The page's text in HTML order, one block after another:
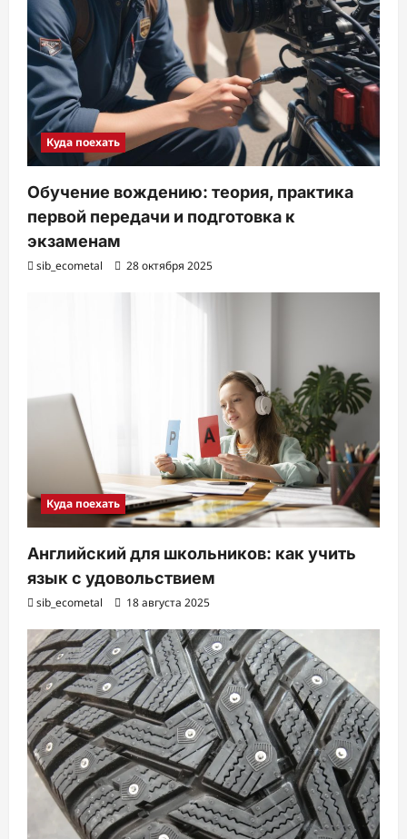
Куда поехать
Обучение вождению: теория, практика
первой передачи и подготовка к
экзаменам
sib_ecometal 28 октября 2025
Куда поехать
Английский для школьников: как учить
язык с удовольствием
sib_ecometal 18 августа 2025